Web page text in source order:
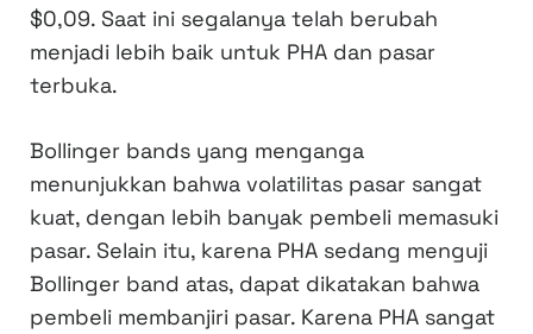
$0,09. Saat ini segalanya telah berubah
menjadi lebih baik untuk PHA dan pasar
terbuka.
Bollinger bands yang menganga
menunjukkan bahwa volatilitas pasar sangat
kuat, dengan lebih banyak pembeli memasuki
pasar. Selain itu, karena PHA sedang menguji
Bollinger band atas, dapat dikatakan bahwa
pembeli membanjiri pasar. Karena PHA sangat